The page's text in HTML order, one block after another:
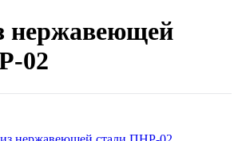
нержавеющей
02